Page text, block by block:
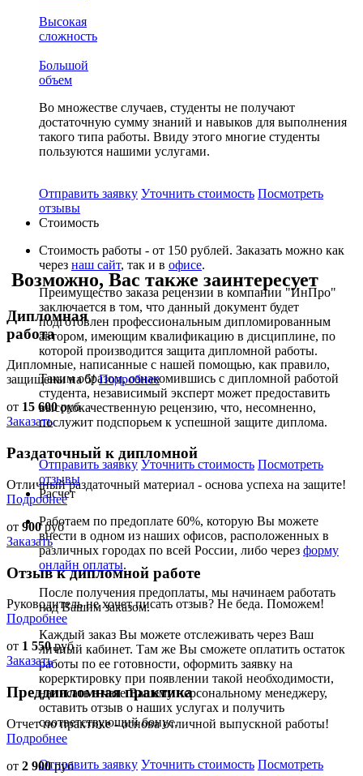
Высокая
сложность
Большой
объем
Во множестве случаев, студенты не получают
достаточную сумму знаний и навыков для выполнения
такого типа работы. Ввиду этого многие студенты
пользуются нашими услугами.
Отправить заявку Уточнить стоимость Посмотреть
отзывы
Стоимость
Стоимость работы - от 150 рублей. Заказать можно как
через наш сайт, так и в офисе.
Преимущество заказа рецензии в компании "ИнПро"
заключается в том, что данный документ будет
подготовлен профессиональным дипломированным
автором, имеющим квалификацию в дисциплине, по
которой производится защита дипломной работы.
Таким образом, ознакомившись с дипломной работой
студента, независимый эксперт может предоставить
высококачественную рецензию, что, несомненно,
послужит подспорьем к успешной защите диплома.
Отправить заявку Уточнить стоимость Посмотреть
отзывы
Расчет
Работаем по предоплате 60%, которую Вы можете
внести в одном из наших офисов, расположенных в
различных городах по всей России, либо через форму
онлайн оплаты.
После получения предоплаты, мы начинаем работать
над Вашим заказом.
Каждый заказ Вы можете отслеживать через Ваш
личный кабинет. Там же Вы сможете оплатить остаток
работы по ее готовности, оформить заявку на
корерктировку при появлении такой необходимости,
написать в чате Вашему персональному менеджеру,
оставить отзыв о наших услугах и получить
соответствующий бонус.
Отправить заявку Уточнить стоимость Посмотреть
Возможно, Вас также заинтересует
Дипломная
работа
Дипломные, написанные с нашей помощью, как правило,
защищены на 5!Подробнее
от 15 600руб
Заказать
Раздаточный к дипломной
Отличный раздаточный материал - основа успеха на защите!
Подробнее
от 900руб
Заказать
Отзыв к дипломной работе
Руководитель не хочет писать отзыв? Не беда. Поможем!
Подробнее
от 1 550руб
Заказать
Преддипломная практика
Отчет по практике - основа отличной выпускной работы!
Подробнее
от 2 900руб